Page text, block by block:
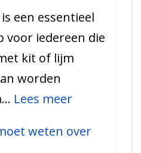
beste
vriend
van
een
klusjesman
een essentieel
voor iedereen die
kit of lijm
worden
Lees meer:
vele
weten over